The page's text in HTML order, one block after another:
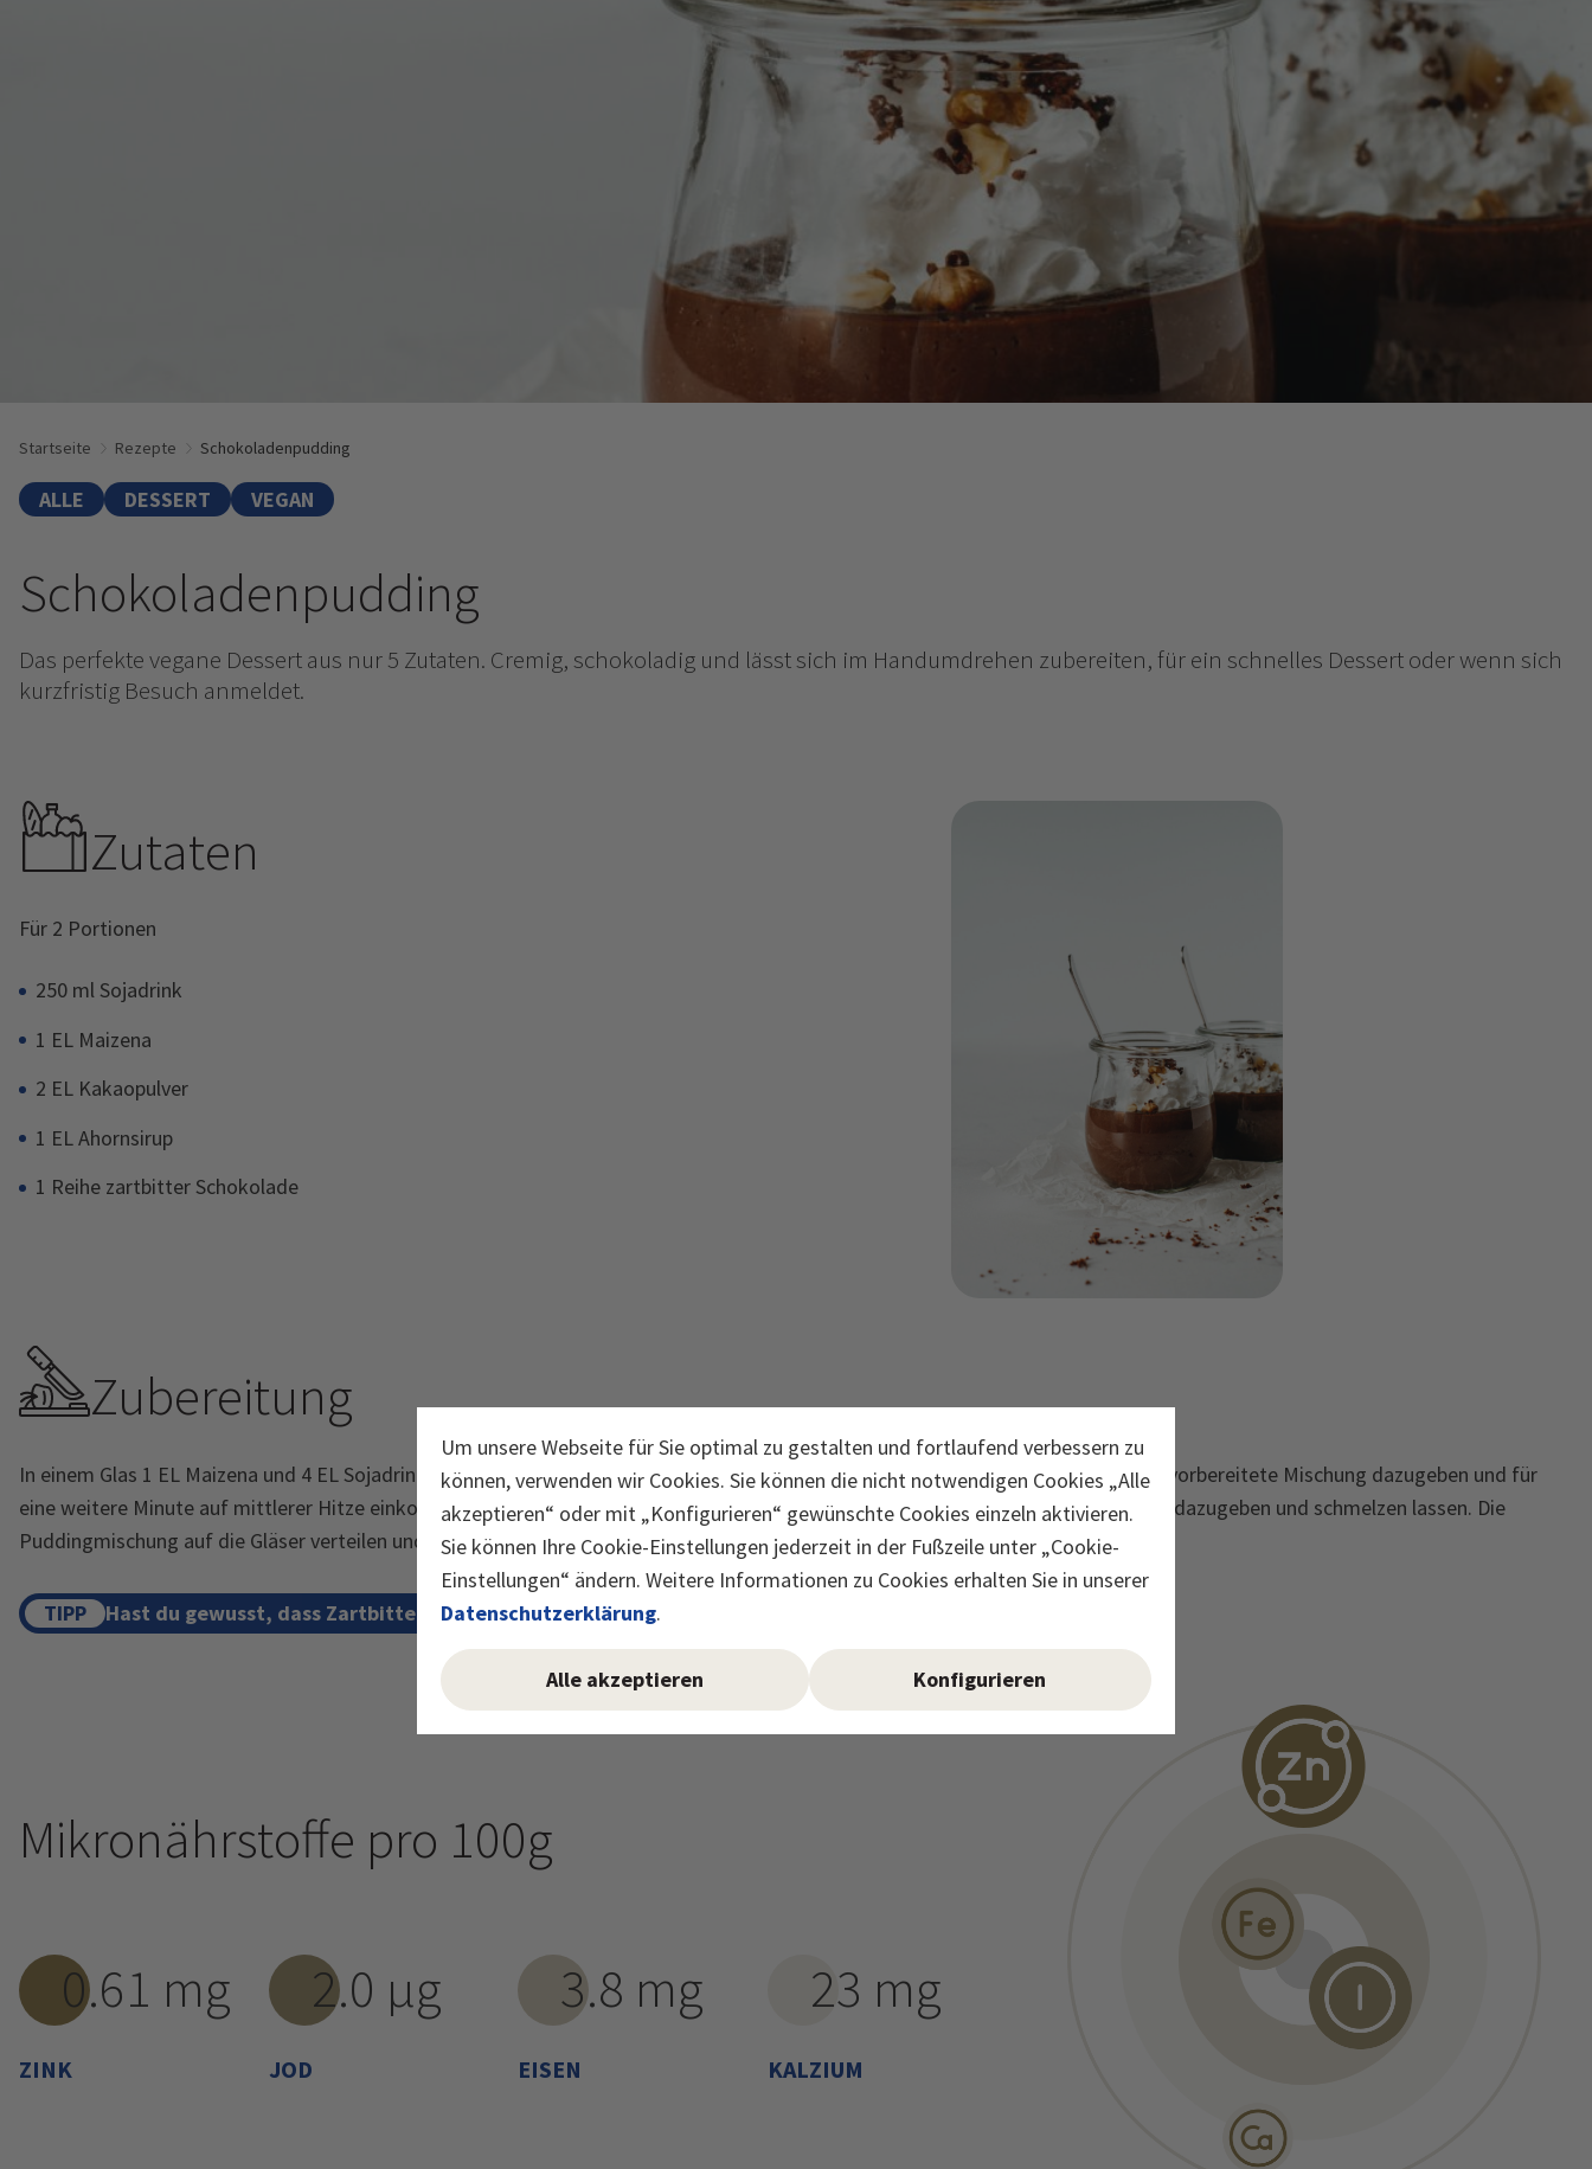
Um unsere Webseite für Sie optimal zu gestalten und fortlaufend verbessern zu
können, verwenden wir Cookies. Sie können die nicht notwendigen Cookies „Alle
akzeptieren“ oder mit „Konfigurieren“ gewünschte Cookies einzeln aktivieren.
Sie können Ihre Cookie-Einstellungen jederzeit in der Fußzeile unter „Cookie-
Einstellungen“ ändern. Weitere Informationen zu Cookies erhalten Sie in unserer
Datenschutzerklärung.
Alle akzeptieren Konfigurieren
Startseite Rezepte Schokoladenpudding
ALLE DESSERT VEGAN
Schokoladenpudding
Das perfekte vegane Dessert aus nur 5 Zutaten. Cremig, schokoladig und lässt sich im Handumdrehen zubereiten, für ein schnelles Dessert oder wenn sich
kurzfristig Besuch anmeldet.
Zutaten
Für 2 Portionen
250 ml Sojadrink
1 EL Maizena
2 EL Kakaopulver
1 EL Ahornsirup
1 Reihe zartbitter Schokolade
Zubereitung
In einem Glas 1 EL Maizena und 4 EL Sojadrink glattrühren. Den restlichen Sojadrink in einen Topfgeben und aufkochen lassen. Die vorbereitete Mischung dazugeben und für
eine weitere Minute auf mittlerer Hitze einkochen lassen. Das Kakaopulver unterrühren, mit Ahornsirup süssen und die Schokolade dazugeben und schmelzen lassen. Die
Puddingmischung auf die Gläser verteilen und für eine Stunde auskühlen lassen.
TIPP Hast du gewusst, dass Zartbitterschokolade ebenfalls Eisen enthält?
Mikronährstoffe pro 100g
0.61 mg
ZINK
2.0 µg
JOD
3.8 mg
EISEN
23 mg
KALZIUM